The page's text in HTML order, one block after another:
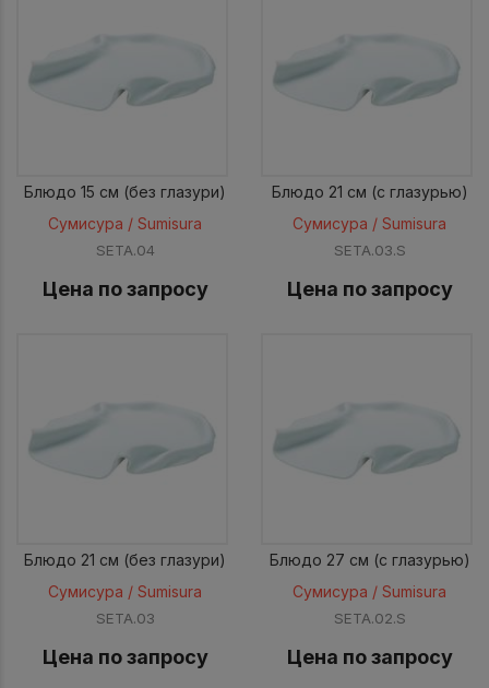
Блюдо 15 см (без глазури)
Сумисура / Sumisura
SETA.04
Цена по запросу
Блюдо 21 см (c глазурью)
Сумисура / Sumisura
SETA.03.S
Цена по запросу
Блюдо 21 см (без глазури)
Сумисура / Sumisura
SETA.03
Цена по запросу
Блюдо 27 см (c глазурью)
Сумисура / Sumisura
SETA.02.S
Цена по запросу